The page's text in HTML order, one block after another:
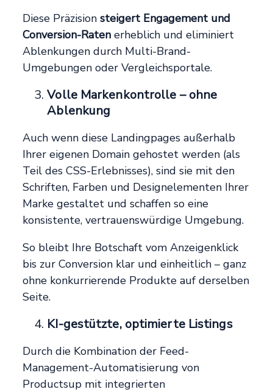
Diese Präzisionsteigert Engagement und
Conversion-Raten erheblich und eliminiert
Ablenkungen durch Multi-Brand-
Umgebungen oder Vergleichsportale.
Volle Markenkontrolle – ohne
Ablenkung
Auch wenn diese Landingpages außerhalb
Ihrer eigenen Domain gehostet werden (als
Teil des CSS-Erlebnisses), sind sie mit den
Schriften, Farben und Designelementen Ihrer
Marke gestaltet und schaffen so eine
konsistente, vertrauenswürdige Umgebung.
So bleibt Ihre Botschaft vom Anzeigenklick
bis zur Conversion klar und einheitlich – ganz
ohne konkurrierende Produkte auf derselben
Seite.
KI-gestützte, optimierte Listings
Durch die Kombination der Feed-
Management-Automatisierung von
Productsup mit integrierten